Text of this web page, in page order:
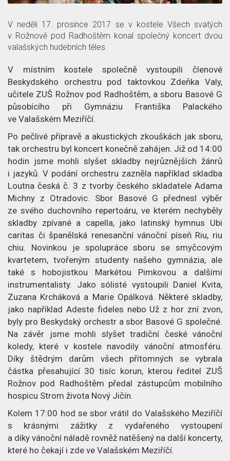
p
ě
t
l
á
n
e
k
c
e
o
č
l
á
n
k
u
V neděli 17. prosince 2017 se v kostele Všech svatých
v Rožnově pod Radhoštěm konal společný koncert dvou
valašských hudebních těles.
V místním kostele společně vystoupili členové
Beskydského orchestru pod taktovkou Zdeňka Valy,
učitele ZUŠ Rožnov pod Radhoštěm, a sboru Basové G
působícího při Gymnáziu Františka Palackého
ve Valašském Meziříčí.
Po pečlivé přípravě a akustických zkouškách jak sboru,
tak orchestru byl koncert konečně zahájen. Již od 14:00
hodin jsme mohli slyšet skladby nejrůznějších žánrů
i jazyků. V podání orchestru zazněla například skladba
Loutna česká č. 3 z tvorby českého skladatele Adama
Michny z Otradovic. Sbor Basové G přednesl výběr
ze svého duchovního repertoáru, ve kterém nechyběly
skladby zpívané a capella, jako latinský hymnus Ubi
caritas či španělská renesanční vánoční píseň Riu, riu
chiu. Novinkou je spolupráce sboru se smyčcovým
kvartetem, tvořeným studenty našeho gymnázia, ale
také s hobojistkou Markétou Pimkovou a dalšími
instrumentalisty. Jako sólisté vystoupili Daniel Kvita,
Zuzana Krcháková a Marie Opálková. Některé skladby,
jako například Adeste fideles nebo Už z hor zní zvon,
byly pro Beskydský orchestr a sbor Basové G společné.
Na závěr jsme mohli slyšet tradiční české vánoční
koledy, které v kostele navodily vánoční atmosféru.
Díky štědrým darům všech přítomných se vybrala
částka přesahující 30 tisíc korun, kterou ředitel ZUŠ
Rožnov pod Radhoštěm předal zástupcům mobilního
hospicu Strom života Nový Jičín.
Kolem 17:00 hod se sbor vrátil do Valašského Meziříčí
s krásnými zážitky z vydařeného vystoupení
a díky vánoční náladě rovněž natěšený na další koncerty,
které ho čekají i zde ve Valašském Meziříčí.